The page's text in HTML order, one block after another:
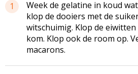
1
Week de gelatine in koud
klop de dooiers met de
witschuimig. Klop de
kom. Klop ook de room op.
macarons.